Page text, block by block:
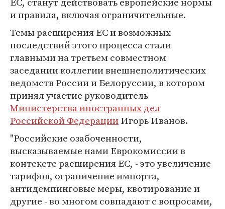
и правила, включая ограничительные.
Темы расширения ЕС и возможных
последствий этого процесса стали
главными на третьем совместном
заседании коллегии внешнеполитических
ведомств России и Белоруссии, в котором
принял участие руководитель
Министерства иностранных дел
Российской ФедерацииИгорь Иванов.
"Российские озабоченности,
высказываемые нами Еврокомиссии в
контексте расширения ЕС, - это увеличение
тарифов, ограничение импорта,
антидемпинговые меры, квотирование и
другие - во многом совпадают с вопросами,